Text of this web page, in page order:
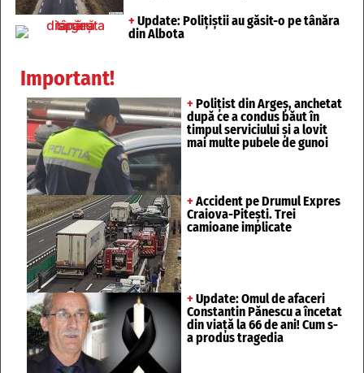
+ Update: Polițiștii au găsit-o pe tânăra
din Albota
Important!
+ Polițist din Argeș, anchetat
după ce a condus băut în
timpul serviciului și a lovit
mai multe pubele de gunoi
+ Accident pe Drumul Expres
Craiova-Pitești. Trei
camioane implicate
+ Update: Omul de afaceri
Constantin Pănescu a încetat
din viață la 66 de ani! Cum s-
a produs tragedia